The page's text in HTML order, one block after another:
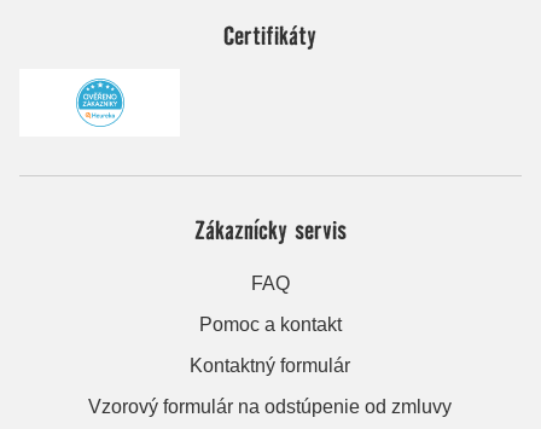
Certifikáty
Zákaznícky servis
FAQ
Pomoc a kontakt
Kontaktný formulár
Vzorový formulár na odstúpenie od zmluvy